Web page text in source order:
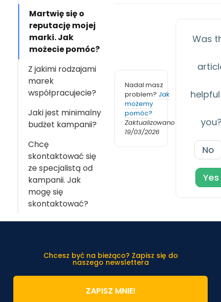
Martwię się o
reputację mojej
marki. Jak
możecie pomóc?
Z jakimi rodzajami
marek
współpracujecie?
Jaki jest minimalny
budżet kampanii?
Chcę
skontaktować się
ze specjalistą od
kampanii. Jak
mogę się
skontaktować?
Nadal masz
problem? Jak
możemy
pomóc?
Zaktualizowano
19/03/2026
Was
No
Yes
Chcesz być na bieżąco? Zapisz się do
naszego newslettera
ZAPISZ MNIE!